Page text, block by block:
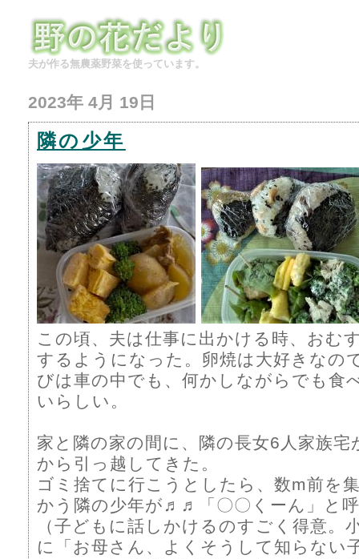
夫が作る無農薬野菜を使っています。
2023年 4月 19日
隣の少年
この頃、夫は仕事に出かける時、おむ
するようになった。卵焼は大好きなの
びは車の中でも、何かしながらでも食
いらしい。
家と隣の家の間に、隣の長女6人家族宅
から引っ越してきた。
ゴミ捨てに行こうとしたら、数m前を
かう隣の少年が♬♬「〇〇くーん」と
（子どもに話しかけるのすごく得意。
に「お母さん、よくそうして知らない